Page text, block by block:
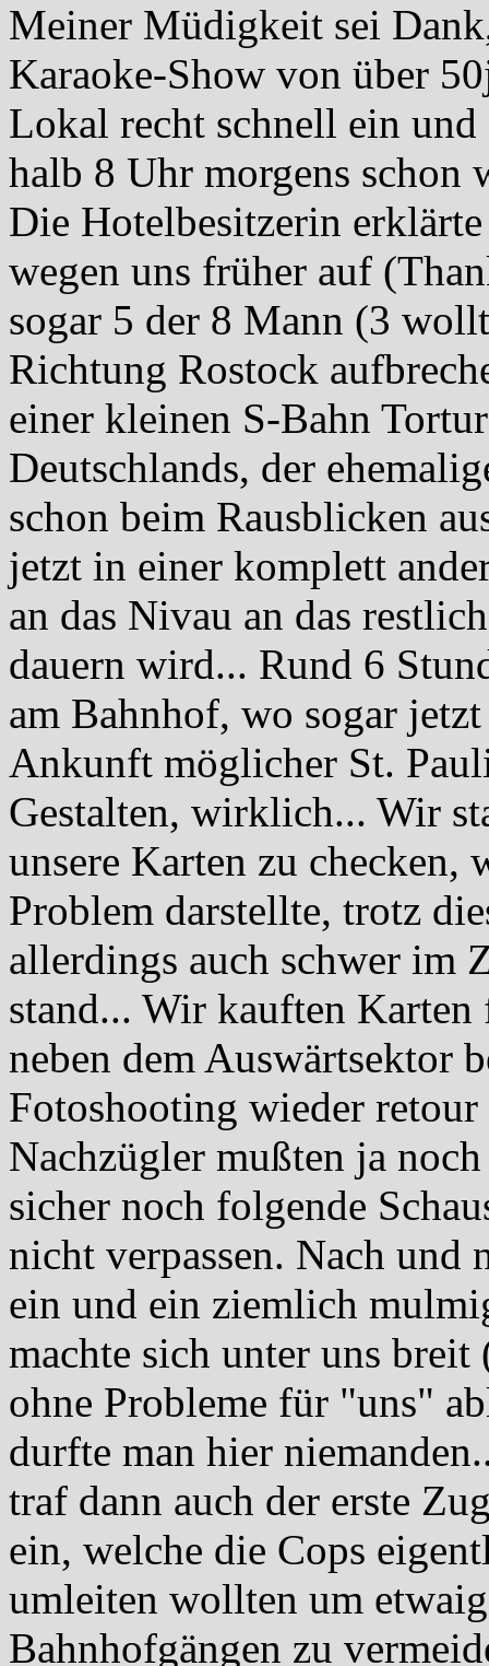
Meiner Müdigkeit sei
Karaoke-Show von über
Lokal recht schnell ein
halb 8 Uhr morgens schon
Die Hotelbesitzerin
wegen uns früher auf
sogar 5 der 8 Mann (3
Richtung Rostock
einer kleinen S-Bahn
Deutschlands, der
schon beim Rausblicken
jetzt in einer komplett
an das Nivau an das
dauern wird... Rund 6
am Bahnhof, wo sogar
Ankunft möglicher St.
Gestalten, wirklich... Wir
unsere Karten zu checken,
Problem darstellte, trotz
allerdings auch schwer im
stand... Wir kauften
neben dem Auswärtsektor
Fotoshooting wieder
Nachzügler mußten ja
sicher noch folgende
nicht verpassen. Nach und
ein und ein ziemlich
machte sich unter uns
ohne Probleme für "uns"
durfte man hier
traf dann auch der erste
ein, welche die Cops
umleiten wollten um
Bahnhofgängen zu